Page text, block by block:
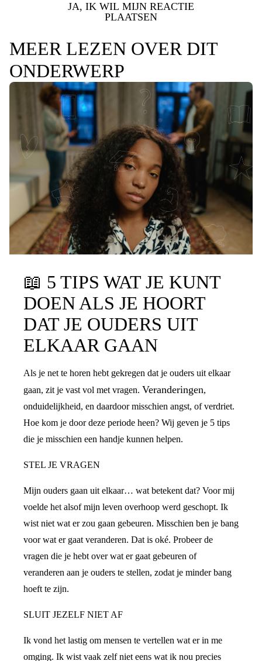
JA, IK WIL MIJN REACTIE
PLAATSEN
MEER LEZEN OVER DIT
ONDERWERP
📖 5 TIPS WAT JE KUNT
DOEN ALS JE HOORT
DAT JE OUDERS UIT
ELKAAR GAAN
Als je net te horen hebt gekregen dat je ouders uit elkaar
gaan, zit je vast vol met vragen. Veranderingen,
onduidelijkheid, en daardoor misschien angst, of verdriet.
Hoe kom je door deze periode heen? Wij geven je 5 tips
die je misschien een handje kunnen helpen.
STEL JE VRAGEN
Mijn ouders gaan uit elkaar… wat betekent dat? Voor mij
voelde het alsof mijn leven overhoop werd geschopt. Ik
wist niet wat er zou gaan gebeuren. Misschien ben je bang
voor wat er gaat veranderen. Dat is oké. Probeer de
vragen die je hebt over wat er gaat gebeuren of
veranderen aan je ouders te stellen, zodat je minder bang
hoeft te zijn.
SLUIT JEZELF NIET AF
Ik vond het lastig om mensen te vertellen wat er in me
omging. Ik wist vaak zelf niet eens wat ik nou precies